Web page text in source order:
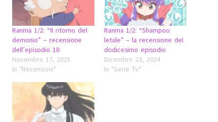
Ranma 1/2: “Il ritorno del
demonio” – recensione
dell’episodio 18
Novembre 17, 2025
In "Recensioni"
Ranma 1/2: “Shampoo
letale” – la recensione del
dodicesimo episodio
Dicembre 23, 2024
In "Serie Tv"